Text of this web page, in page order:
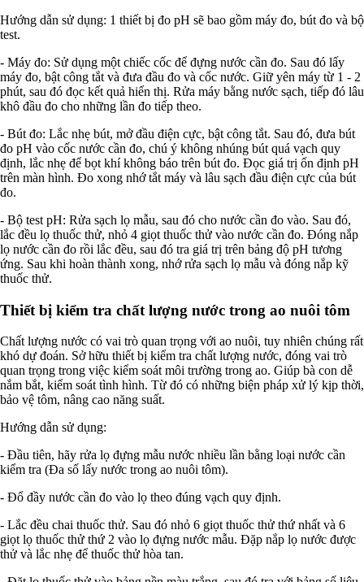
Hướng dẫn sử dụng: 1 thiết bị đo pH sẽ bao gồm máy đo, bút đo và bộ
test.
- Máy đo: Sử dụng một chiếc cốc để đựng nước cần đo. Sau đó lấy
máy đo, bật công tắt và đưa đầu đo và cốc nước. Giữ yên máy từ 1 - 2
phút, sau đó đọc kết quả hiển thị. Rửa máy bằng nước sạch, tiếp đó lâu
khô đầu đo cho những lần đo tiếp theo.
- Bút đo: Lắc nhẹ bút, mở đầu điện cực, bật công tắt. Sau đó, đưa bút
đo pH vào cốc nước cần đo, chú ý không nhúng bút quá vạch quy
định, lắc nhẹ để bọt khí không báo trên bút đo. Đọc giá trị ổn định pH
trên màn hình. Đo xong nhớ tắt máy và lâu sạch đầu điện cực của bút
đo.
- Bộ test pH: Rửa sạch lọ mẫu, sau đó cho nước cần đo vào. Sau đó,
lắc đều lọ thuốc thử, nhỏ 4 giọt thuốc thử vào nước cần đo. Đóng nắp
lọ nước cần đo rồi lắc đều, sau đó tra giá trị trên bảng độ pH tương
ứng. Sau khi hoàn thành xong, nhớ rửa sạch lọ mẫu và đóng nắp kỹ
thuốc thử.
Thiết bị kiểm tra chất lượng nước trong ao nuôi tôm
Chất lượng nước có vai trò quan trọng với ao nuôi, tuy nhiên chúng rất
khó dự đoán. Sở hữu thiết bị kiểm tra chất lượng nước, đóng vai trò
quan trọng trong việc kiểm soát môi trường trong ao. Giúp bà con dễ
nắm bắt, kiểm soát tình hình. Từ đó có những biện pháp xử lý kịp thời,
bảo vệ tôm, nâng cao năng suất.
Hướng dẫn sử dụng:
- Đầu tiên, hãy rửa lọ đựng mẫu nước nhiều lần bằng loại nước cần
kiểm tra (Đa số lấy nước trong ao nuôi tôm).
- Đổ đầy nước cần đo vào lọ theo đúng vạch quy định.
- Lắc đều chai thuốc thử. Sau đó nhỏ 6 giọt thuốc thử thứ nhất và 6
giọt lọ thuốc thử thứ 2 vào lọ đựng nước mẫu. Đặp nắp lọ nước được
thử và lắc nhẹ để thuốc thử hòa tan.